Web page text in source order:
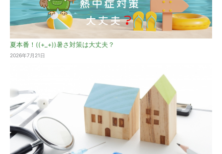
夏本番！((+_+))暑さ対策は大丈夫？
2026年7月21日